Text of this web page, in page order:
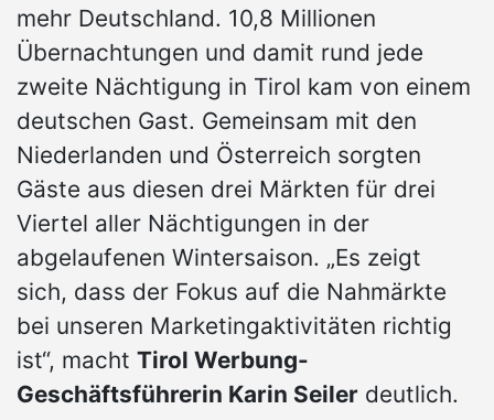
mehr Deutschland. 10,8 Millionen
Übernachtungen und damit rund jede
zweite Nächtigung in Tirol kam von einem
deutschen Gast. Gemeinsam mit den
Niederlanden und Österreich sorgten
Gäste aus diesen drei Märkten für drei
Viertel aller Nächtigungen in der
abgelaufenen Wintersaison. „Es zeigt
sich, dass der Fokus auf die Nahmärkte
bei unseren Marketingaktivitäten richtig
ist“, macht Tirol Werbung-
Geschäftsführerin Karin Seiler deutlich.